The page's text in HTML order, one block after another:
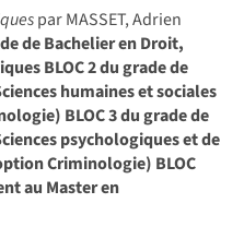
par MASSET, Adrien
de Bachelier en Droit,
BLOC 2 du grade de
humaines et sociales
BLOC 3 du grade de
psychologiques et de
Criminologie) BLOC
au Master en